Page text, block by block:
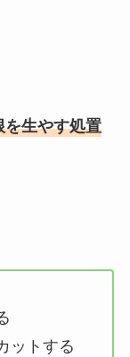
を生やす処置
ットする